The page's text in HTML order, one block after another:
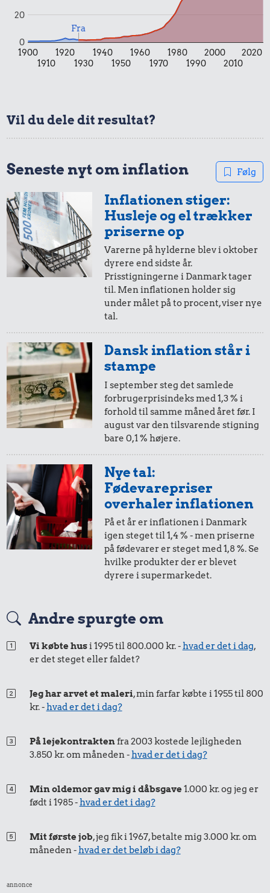
0,99 kr.
Tyggegummi
Samlet pris i 2026
Priser i nutidskroner er estimeret af Oldmoney. Priser i
datidskroner er på baggrund af forbrugerprisindekset fra
1900
1910
1920
1930
1940
1950
1960
1970
1980
1990
2000
2010
2020
0
20
Fra
Vil du dele dit resultat?
Seneste nyt om inflation Følg
Inflationen stiger:
Husleje og el trækker
priserne op
Varerne på hylderne blev i oktober
dyrere end sidste år.
Prisstigningerne i Danmark tager
til. Men inflationen holder sig
under målet på to procent, viser nye
tal.
Dansk inflation står i
stampe
I september steg det samlede
forbrugerprisindeks med 1,3 % i
forhold til samme måned året før. I
august var den tilsvarende stigning
bare 0,1 % højere.
Nye tal:
Fødevarepriser
overhaler inflationen
På et år er inflationen i Danmark
igen steget til 1,4 % - men priserne
på fødevarer er steget med 1,8 %. Se
hvilke produkter der er blevet
dyrere i supermarkedet.
Andre spurgte om
Vi købte husi 1995 til 800.000 kr. -hvad er det i dag,
er det steget eller faldet?
Jeg har arvet et maleri, min farfar købte i 1955 til 800
kr. -hvad er det i dag?
På lejekontraktenfra 2003 kostede lejligheden
3.850 kr. om måneden -hvad er det i dag?
Min oldemor gav mig i dåbsgave1.000 kr. og jeg er
født i 1985 -hvad er det i dag?
Mit første job, jeg fik i 1967, betalte mig 3.000 kr. om
måneden -hvad er det beløb i dag?
annonce